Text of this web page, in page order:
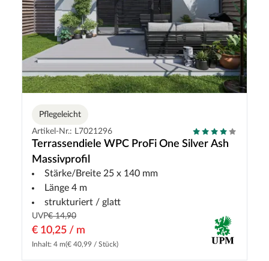
Pflegeleicht
Artikel-Nr.: L7021296
Terrassendiele WPC ProFi One Silver Ash
Massivprofil
Stärke/Breite 25 x 140 mm
Länge 4 m
strukturiert / glatt
UVP€ 14,90
€ 10,25 / m
Inhalt: 4 m(€ 40,99 / Stück)